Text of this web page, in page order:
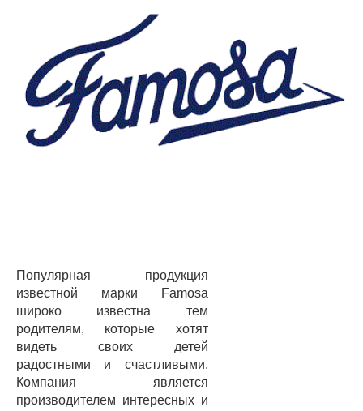
Популярная продукция
известной марки Famosa
широко известна тем
родителям, которые хотят
видеть своих детей
радостными и счастливыми.
Компания является
производителем интересных и